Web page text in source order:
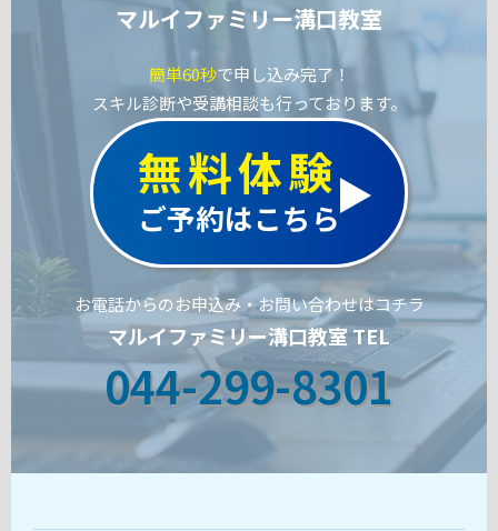
マルイファミリー溝口教室
簡単60秒で申し込み完了！
スキル診断や受講相談も行っております。
無料体験
ご予約はこちら
お電話からのお申込み・お問い合わせはコチラ
マルイファミリー溝口教室 TEL
044-299-8301